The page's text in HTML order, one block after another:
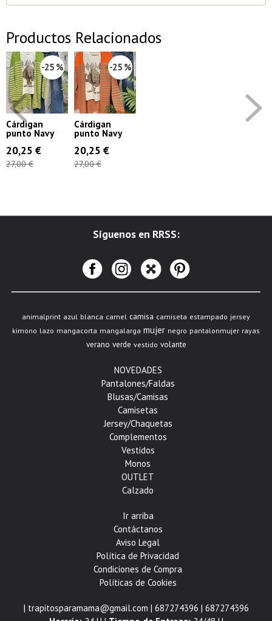
Productos Relacionados
-25 %
Cárdigan
punto Navy
20,25 €
27,00 €
-25 %
Cárdigan
punto Navy
20,25 €
27,00 €
Síguenos en RRSS:
animalprint azul blanca camel camisa camiseta estampado jersey
kimono lazo mangacorta mangalarga mujer negro pantalonmujer rayas
verano verde vestido volante
NOVEDADES
Pantalones/Faldas
Blusas/Camisas
Camisetas
Jersey/Chaquetas
Complementos
Vestidos
Monos
OUTLET
Calzado
Ir arriba
Contáctanos
Aviso Legal
Política de Privacidad
Condiciones de Compra
Políticas de Cookies
| trapitosparamama@gmail.com | 687274396 | 687274396